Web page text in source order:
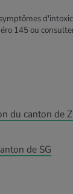
145 ou
du canton de
de SG